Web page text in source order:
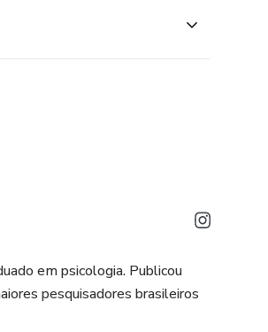
em psicologia. Publicou
pesquisadores brasileiros